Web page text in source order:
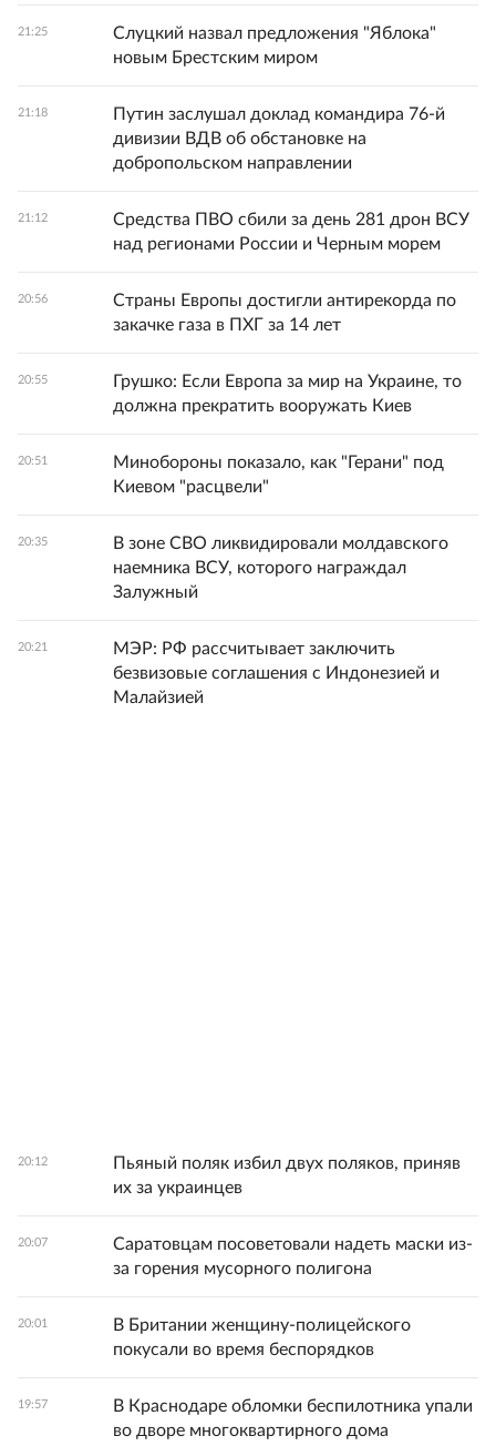
21:25
Слуцкий назвал предложения "Яблока"
новым Брестским миром
21:18
Путин заслушал доклад командира 76-й
дивизии ВДВ об обстановке на
добропольском направлении
21:12
Средства ПВО сбили за день 281 дрон ВСУ
над регионами России и Черным морем
20:56
Страны Европы достигли антирекорда по
закачке газа в ПХГ за 14 лет
20:55
Грушко: Если Европа за мир на Украине, то
должна прекратить вооружать Киев
20:51
Минобороны показало, как "Герани" под
Киевом "расцвели"
20:35
В зоне СВО ликвидировали молдавского
наемника ВСУ, которого награждал
Залужный
20:21
МЭР: РФ рассчитывает заключить
безвизовые соглашения с Индонезией и
Малайзией
20:12
Пьяный поляк избил двух поляков, приняв
их за украинцев
20:07
Саратовцам посоветовали надеть маски из-
за горения мусорного полигона
20:01
В Британии женщину-полицейского
покусали во время беспорядков
19:57
В Краснодаре обломки беспилотника упали
во дворе многоквартирного дома